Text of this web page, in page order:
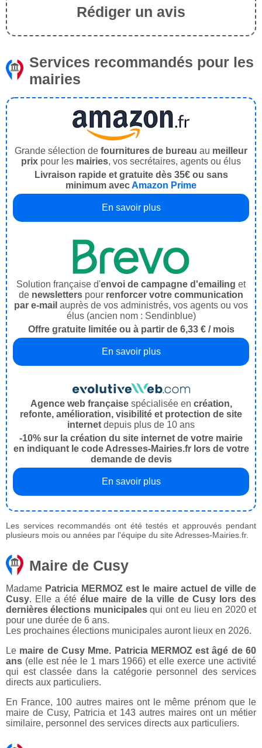
Rédiger un avis
Services recommandés pour les
mairies
Grande sélection de fournitures de bureau au meilleur
prix pour les mairies, vos secrétaires, agents ou élus
Livraison rapide et gratuite dès 35€ ou sans
minimum avecAmazon Prime
En savoir plus
Solution française d'envoi de campagne d'emailing et
de newsletters pour renforcer votre communication
par e-mail auprès de vos administrés, vos agents ou vos
élus (ancien nom : Sendinblue)
Offre gratuite limitée ou à partir de 6,33 € / mois
En savoir plus
Agence web françaisespécialisée en création,
refonte, amélioration, visibilité et protection de site
internet depuis plus de 10 ans
-10% sur la création du site internet de votre mairie
en indiquant le code Adresses-Mairies.fr lors de votre
demande de devis
En savoir plus
Les services recommandés ont été testés et approuvés pendant
plusieurs mois ou années par l'équipe du site Adresses-Mairies.fr.
Maire de Cusy
Madame Patricia MERMOZ est le maire actuel de ville de
Cusy. Elle a étéélue maire de la ville de Cusy lors des
dernières élections municipalesqui ont eu lieu en 2020 et
pour une durée de 6 ans.
Les prochaines élections municipales auront lieux en 2026.
Le maire de Cusy Mme. Patricia MERMOZ est âgé de 60
ans (elle est née le 1 mars 1966) et elle exerce une activité
qui est classée dans la catégorie personnel des services
directs aux particuliers.
En France, 100 autres maires ont le même prénom que le
maire de Cusy, Patricia et 143 autres maires ont un métier
similaire, personnel des services directs aux particuliers.